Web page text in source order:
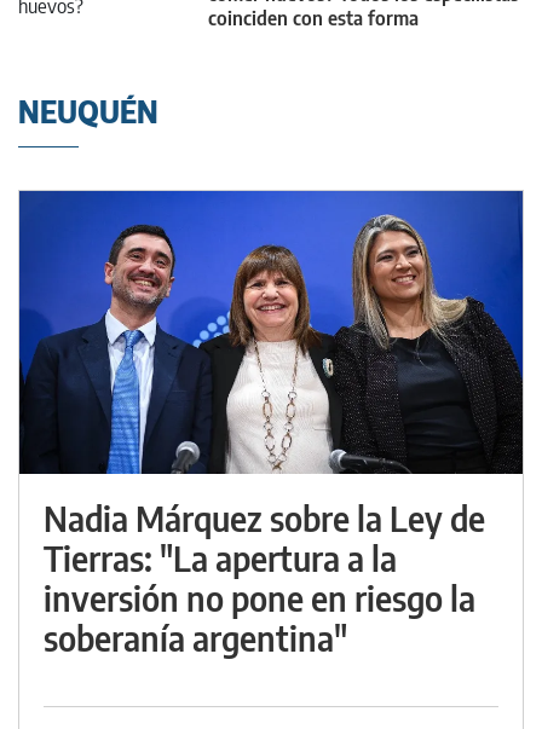
coinciden con esta forma
NEUQUÉN
Nadia Márquez sobre la Ley de
Tierras: "La apertura a la
inversión no pone en riesgo la
soberanía argentina"